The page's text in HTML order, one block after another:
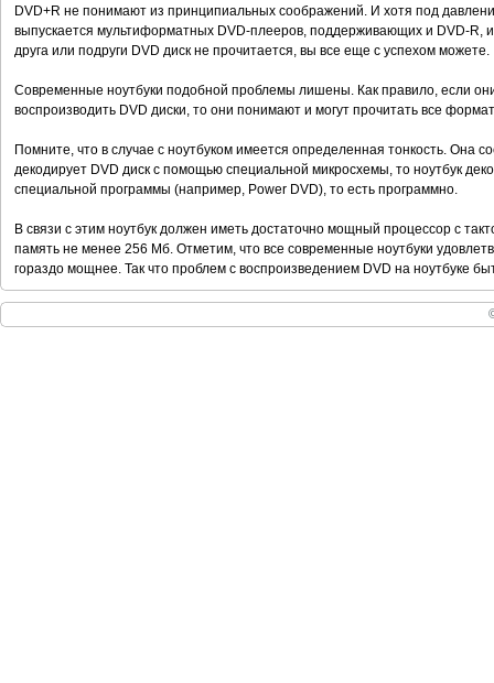
DVD+R не понимают из принципиальных соображений. И хотя под
выпускается мультиформатных DVD-плееров, поддерживающих и DVD-R, и
друга или подруги DVD диск не прочитается, вы все еще с успехом можете.
Современные ноутбуки подобной проблемы лишены. Как правило, если
воспроизводить DVD диски, то они понимают и могут прочитать все
Помните, что в случае с ноутбуком имеется определенная тонкость. Она
декодирует DVD диск с помощью специальной микросхемы, то ноутбук
специальной программы (например, Power DVD), то есть программно.
В связи с этим ноутбук должен иметь достаточно мощный процессор с
память не менее 256 Мб. Отметим, что все современные ноутбуки
гораздо мощнее. Так что проблем с воспроизведением DVD на ноутбуке